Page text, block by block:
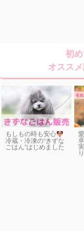
初
オスス
もしもの時も安心
冷蔵・冷凍の“きずな
ごはん”はじめました